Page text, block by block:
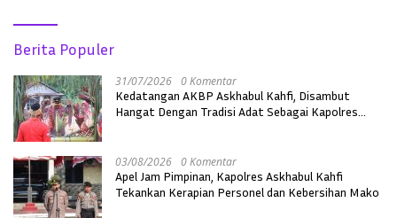
Berita Populer
31/07/2026 0 Komentar
Kedatangan AKBP Askhabul Kahfi, Disambut
Hangat Dengan Tradisi Adat Sebagai Kapolres
03/08/2026 0 Komentar
Apel Jam Pimpinan, Kapolres Askhabul Kahfi
Tekankan Kerapian Personel dan Kebersihan Mako